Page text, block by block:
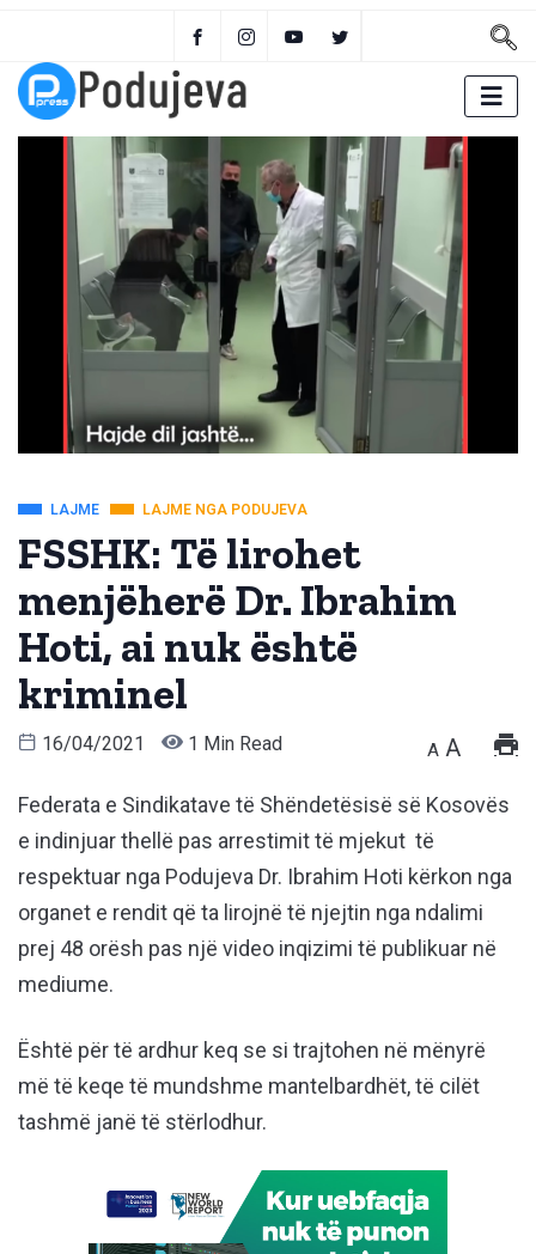
LAJME LAJME NGA PODUJEVA
FSSHK: Të lirohet
menjëherë Dr. Ibrahim
Hoti, ai nuk është
kriminel
16/04/2021 1 Min Read A A
Federata e Sindikatave të Shëndetësisë së Kosovës
e indinjuar thellë pas arrestimit të mjekut të
respektuar nga Podujeva Dr. Ibrahim Hoti kërkon nga
organet e rendit që ta lirojnë të njejtin nga ndalimi
prej 48 orësh pas një video inqizimi të publikuar në
mediume.
Është për të ardhur keq se si trajtohen në mënyrë
më të keqe të mundshme mantelbardhët, të cilët
tashmë janë të stërlodhur.